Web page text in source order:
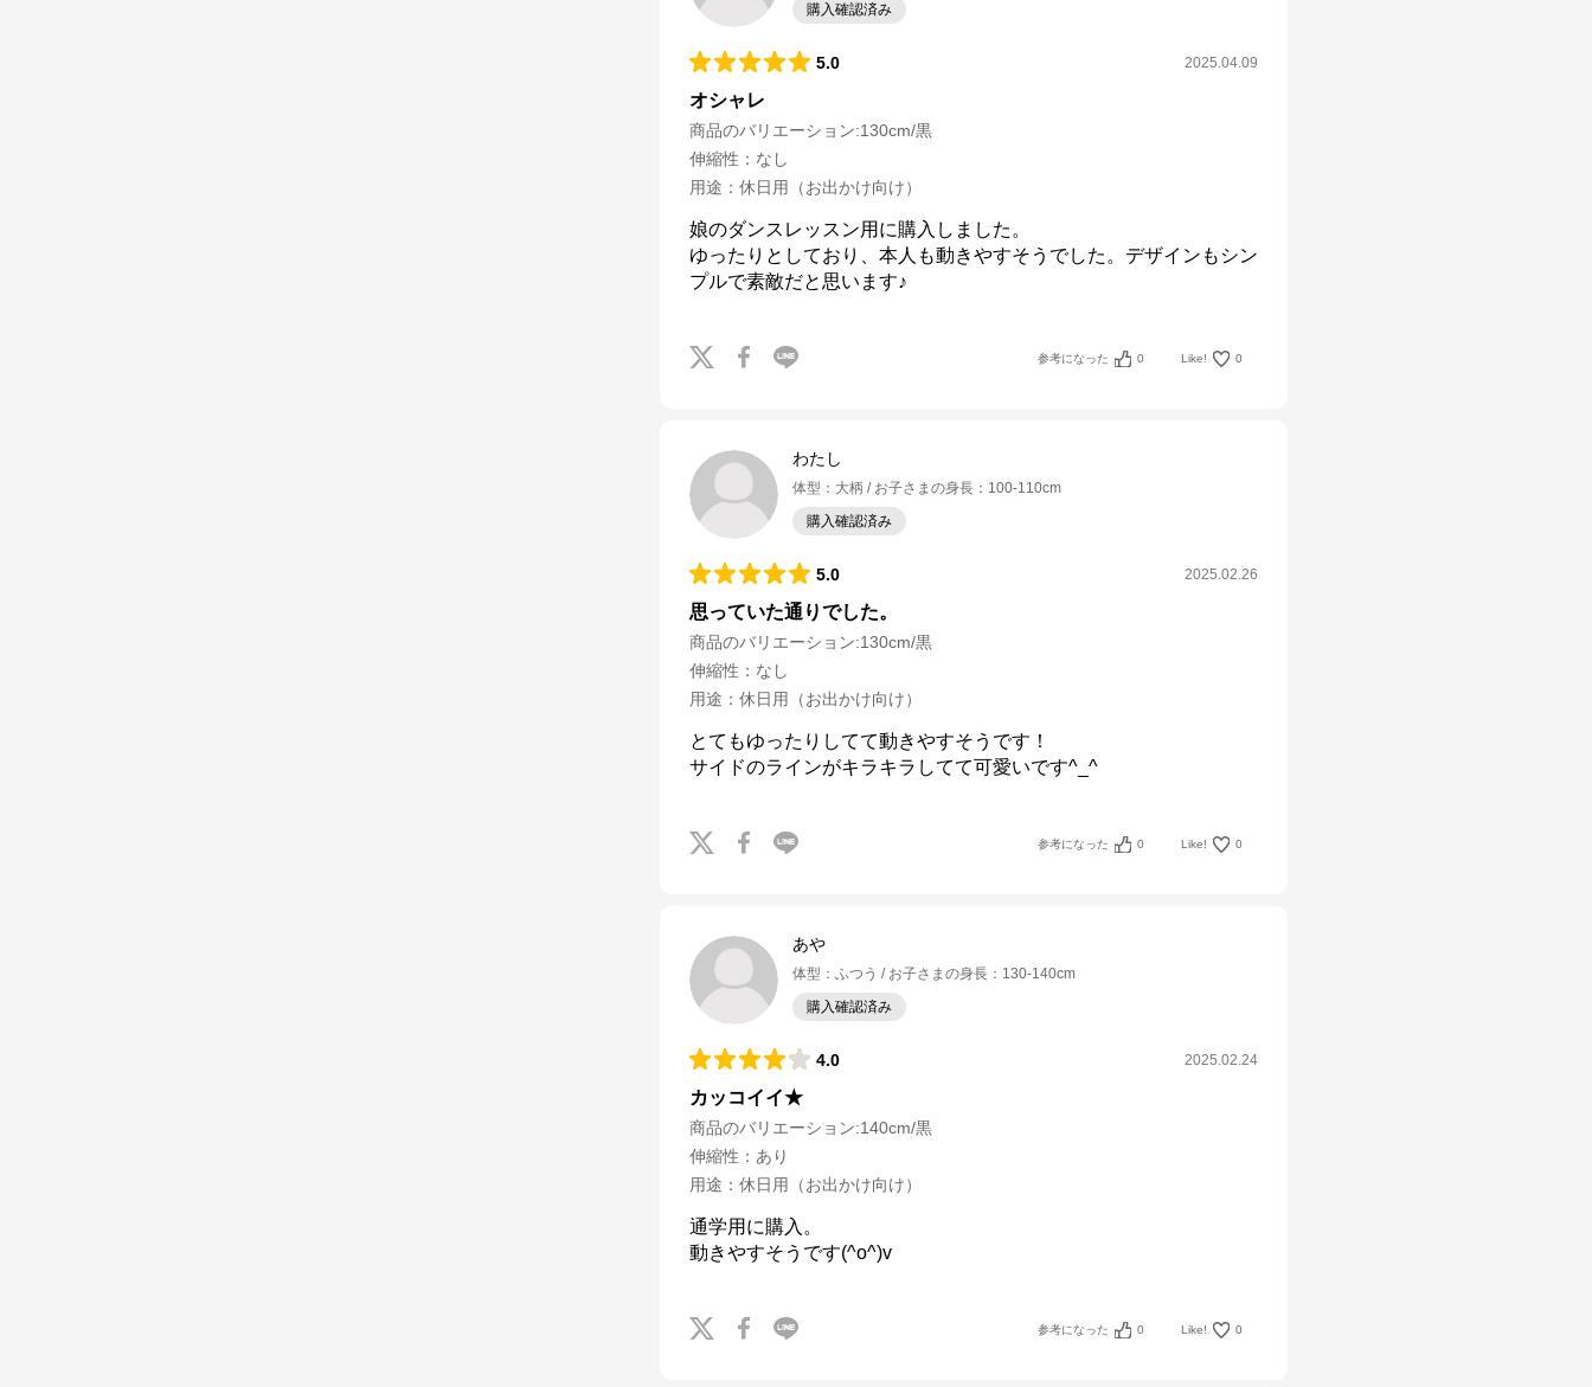
購入確認済み
5.0 2025.04.09
オシャレ
商品のバリエーション:130cm/黒
伸縮性 ： なし
用途 ： 休日用（お出かけ向け）
娘のダンスレッスン用に購入しました。
ゆったりとしており、本人も動きやすそうでした。デザインもシン
プルで素敵だと思います♪
参考になった 0 Like! 0
わたし
体型 ： 大柄 お子さまの身長 ： 100-110cm
購入確認済み
5.0 2025.02.26
思っていた通りでした。
商品のバリエーション:130cm/黒
伸縮性 ： なし
用途 ： 休日用（お出かけ向け）
とてもゆったりしてて動きやすそうです！
サイドのラインがキラキラしてて可愛いです^_^
参考になった 0 Like! 0
あや
体型 ： ふつう お子さまの身長 ： 130-140cm
購入確認済み
4.0 2025.02.24
カッコイイ★
商品のバリエーション:140cm/黒
伸縮性 ： あり
用途 ： 休日用（お出かけ向け）
通学用に購入。
動きやすそうです(^o^)v
参考になった 0 Like! 0
ナルミヤオンライン